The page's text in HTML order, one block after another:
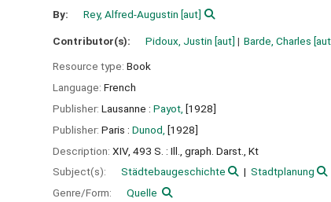
By: Rey, Alfred-Augustin [aut]
Contributor(s): Pidoux, Justin [aut] Barde, Charles
Resource type: Book
Language: French
Publisher: Lausanne : Payot, [1928]
Publisher: Paris : Dunod, [1928]
Description: XIV, 493 S. : Ill., graph. Darst., Kt
Subject(s):
Städtebaugeschichte Stadtplanung
Genre/Form:
Quelle